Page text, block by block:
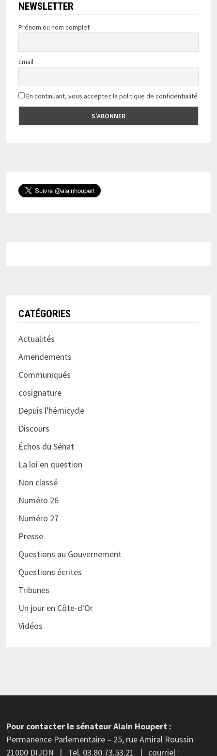
NEWSLETTER
Prénom ou nom complet
Email
En continuant, vous acceptez la politique de confidentialité
CATÉGORIES
Actualités
Amendements
Communiqués
cosignature
Depuis l'hémicycle
Discours
Échos du Sénat
La loi en question
Non classé
Numéro 26
Numéro 27
Presse
Questions au Gouvernement
Questions écrites
Tribunes
Un jour en Côte-d'Or
Vidéos
Pour contacter le sénateur Alain Houpert :
Permanence Parlementaire – 25, rue Amiral Roussin
21000 DIJON | Tel. 03.80.73.53.21 | courriel :